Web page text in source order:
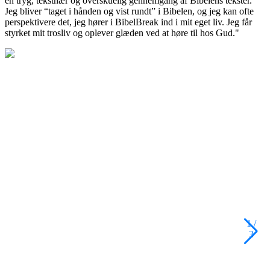
Jeg bliver “taget i hånden og vist rundt” i Bibelen, og jeg kan ofte
perspektivere det, jeg hører i BibelBreak ind i mit eget liv. Jeg får
styrket mit trosliv og oplever glæden ved at høre til hos Gud."
1/
3